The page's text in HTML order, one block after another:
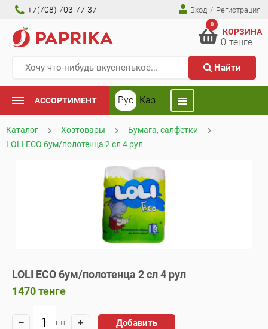
+7(708) 703-77-37 Вход / Регистрация
Найти
0
КОРЗИНА
0 тенге
АССОРТИМЕНТ Рус Каз
Каталог Хозтовары
Бумага, салфетки
LOLI ECO бум/полотенца 2 сл 4 рул
LOLI ECO бум/полотенца 2 сл 4 рул
1470тенге
шт. Добавить